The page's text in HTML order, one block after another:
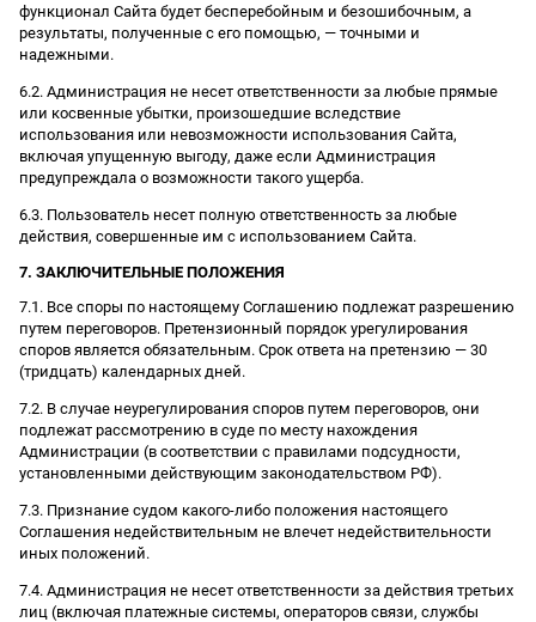
функционал Сайта будет бесперебойным и безошибочным, а
результаты, полученные с его помощью, — точными и
надежными.
6.2. Администрация не несет ответственности за любые прямые
или косвенные убытки, произошедшие вследствие
использования или невозможности использования Сайта,
включая упущенную выгоду, даже если Администрация
предупреждала о возможности такого ущерба.
6.3. Пользователь несет полную ответственность за любые
действия, совершенные им с использованием Сайта.
7. ЗАКЛЮЧИТЕЛЬНЫЕ ПОЛОЖЕНИЯ
7.1. Все споры по настоящему Соглашению подлежат разрешению
путем переговоров. Претензионный порядок урегулирования
споров является обязательным. Срок ответа на претензию — 30
(тридцать) календарных дней.
7.2. В случае неурегулирования споров путем переговоров, они
подлежат рассмотрению в суде по месту нахождения
Администрации (в соответствии с правилами подсудности,
установленными действующим законодательством РФ).
7.3. Признание судом какого-либо положения настоящего
Соглашения недействительным не влечет недействительности
иных положений.
7.4. Администрация не несет ответственности за действия третьих
лиц (включая платежные системы, операторов связи, службы